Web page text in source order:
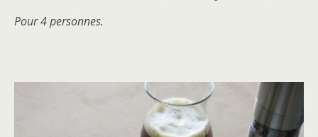
Pour 4 personnes.